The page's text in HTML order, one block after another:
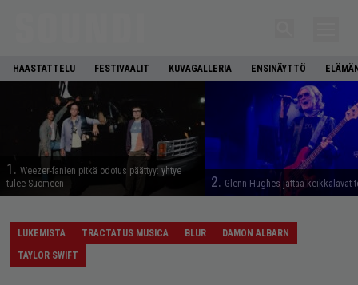
HAASTATTELU FESTIVAALIT KUVAGALLERIA ENSINÄYTTÖ
1. Weezer-fanien pitkä odotus päättyy: yhtye
tulee Suomeen
2. Glenn Hughes jättää keikkalavat
LUKEMISTA TRACTATUS MUSICA BLUR
DAMON ALBARN
TAYLOR SWIFT